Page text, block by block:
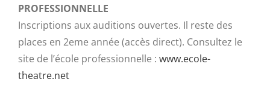
PROFESSIONNELLE
Inscriptions aux auditions ouvertes. Il reste des
places en 2eme année (accès direct). Consultez le
site de l’école professionnelle : www.ecole-
theatre.net